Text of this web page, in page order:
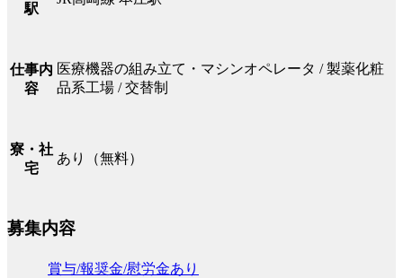
駅
仕事内
容
医療機器の組み立て・マシンオペレータ / 製薬化粧
品系工場 / 交替制
寮・社
宅
あり（無料）
募集内容
賞与/報奨金/慰労金あり